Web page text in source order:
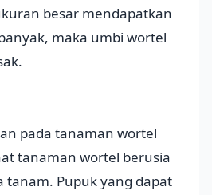
besar mendapatkan
maka umbi wortel
pada tanaman wortel
tanaman wortel berusia
tanam. Pupuk yang dapat